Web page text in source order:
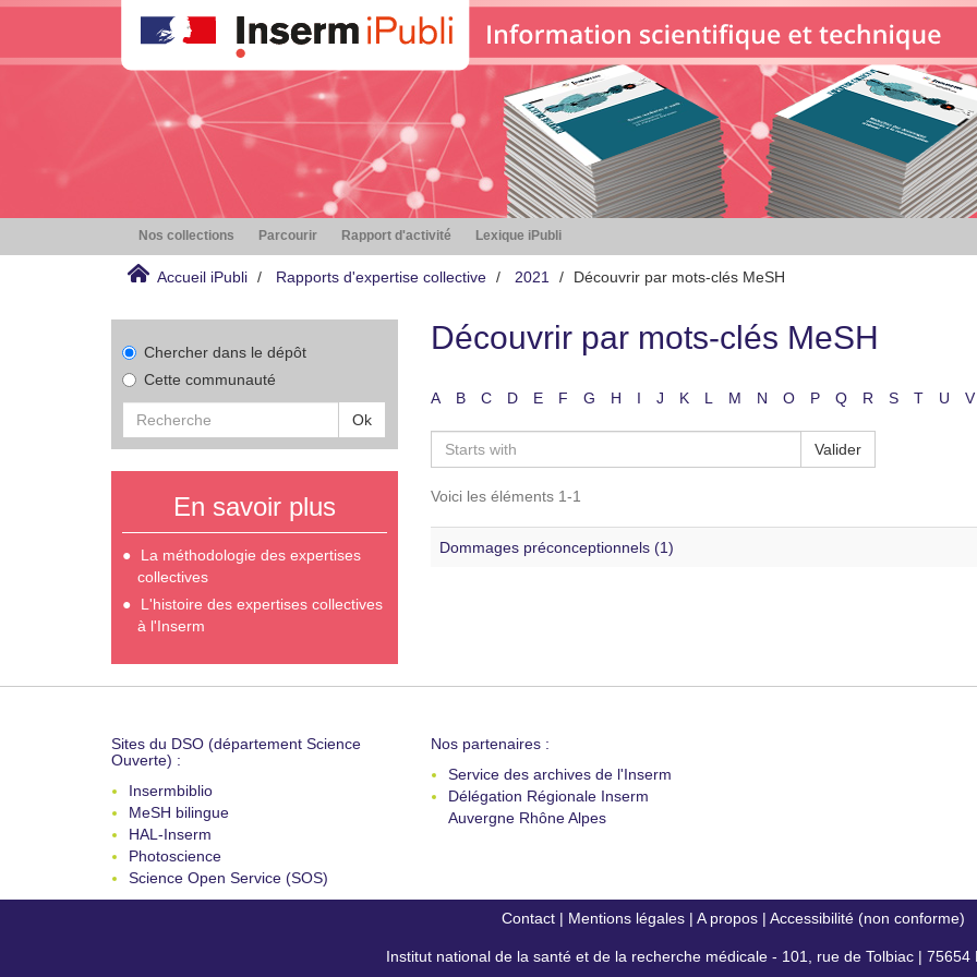
Nos collections Parcourir Rapport d'activité Lexique iPubli
Accueil iPubli Rapports d'expertise collective 2021 Découvrir par mots-clés MeSH
Chercher dans le dépôt
Cette communauté
Ok
En savoir plus
La méthodologie des expertises
collectives
L'histoire des expertises collectives
à l'Inserm
Découvrir par mots-clés MeSH
A B C D E F G H I J K L M N O P Q R S T U V
Valider
Voici les éléments 1-1
Dommages préconceptionnels (1)
Sites du DSO (département Science
Ouverte) :
Insermbiblio
MeSH bilingue
HAL-Inserm
Photoscience
Science Open Service (SOS)
Nos partenaires :
Service des archives de l'Inserm
Délégation Régionale Inserm
Auvergne Rhône Alpes
Contact| Mentions légales| A propos| Accessibilité (non conforme)
Institut national de la santé et de la recherche médicale - 101, rue de Tolbiac | 75654